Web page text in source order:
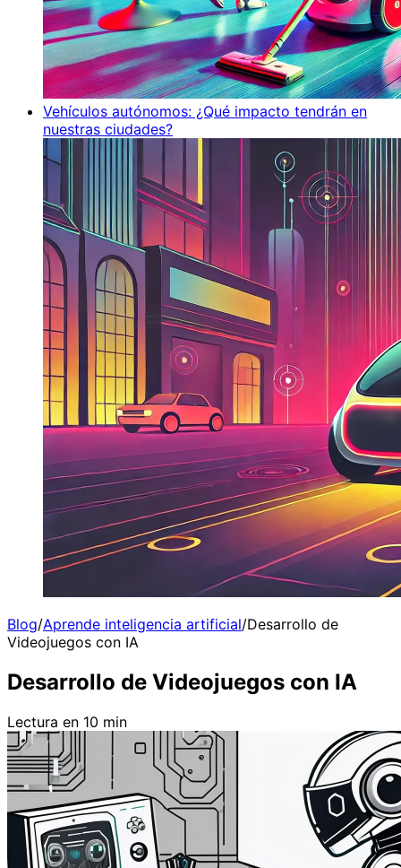
Vehículos autónomos: ¿Qué impacto tendrán en
nuestras ciudades?
Blog/Aprende inteligencia artificial/Desarrollo de
Videojuegos con IA
Desarrollo de Videojuegos con IA
Lectura en 10 min